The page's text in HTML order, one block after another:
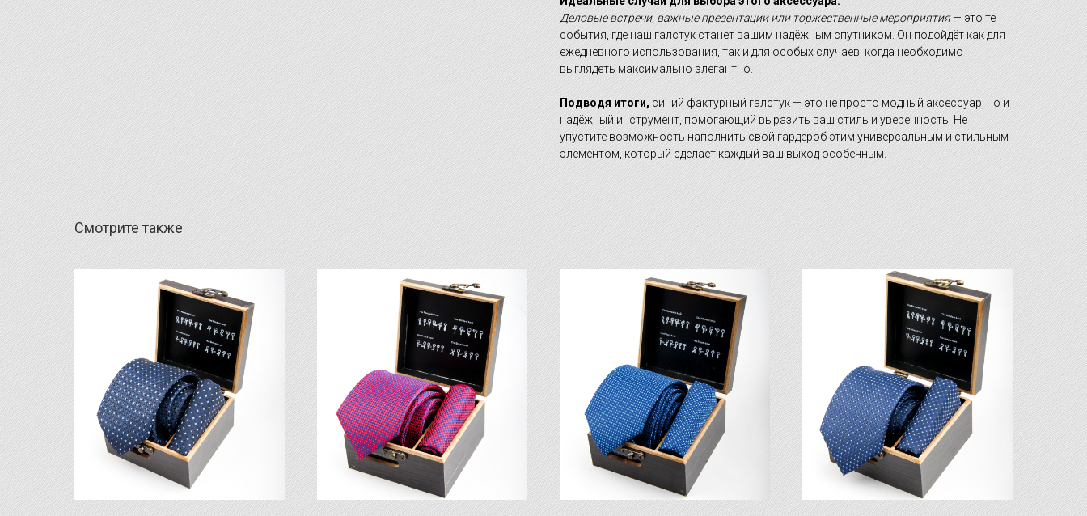
Деловые встречи, важные презентации или торжественные мероприятия— это те
события, где наш галстук станет вашим надёжным спутником. Он подойдёт как для
ежедневного использования, так и для особых случаев, когда необходимо
выглядеть максимально элегантно.
Подводя итоги, синий фактурный галстук — это не просто модный аксессуар, но и
надёжный инструмент, помогающий выразить ваш стиль и уверенность. Не
упустите возможность наполнить свой гардероб этим универсальным и стильным
элементом, который сделает каждый ваш выход особенным.
Смотрите также